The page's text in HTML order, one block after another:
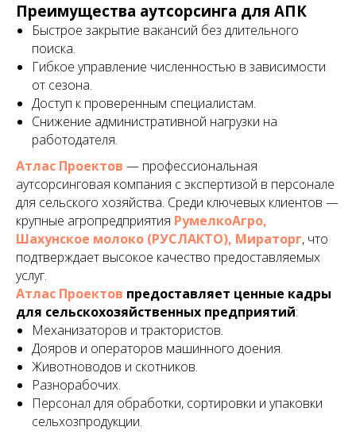
Преимущества аутсорсинга для АПК
Быстрое закрытие вакансий без длительного
поиска.
Гибкое управление численностью в зависимости
от сезона.
Доступ к проверенным специалистам.
Снижение административной нагрузки на
работодателя.
Атлас Проектов — профессиональная
аутсорсинговая компания с экспертизой в персонале
для сельского хозяйства. Среди ключевых клиентов —
крупные агропредприятия РумелкоАгро,
Шахунское молоко (РУСЛАКТО), Мираторг, что
подтверждает высокое качество предоставляемых
услуг.
Атлас Проектов предоставляет ценные кадры
для сельскохозяйственных предприятий:
Механизаторов и трактористов.
Дояров и операторов машинного доения.
Животноводов и скотников.
Разнорабочих.
Персонал для обработки, сортировки и упаковки
сельхозпродукции.